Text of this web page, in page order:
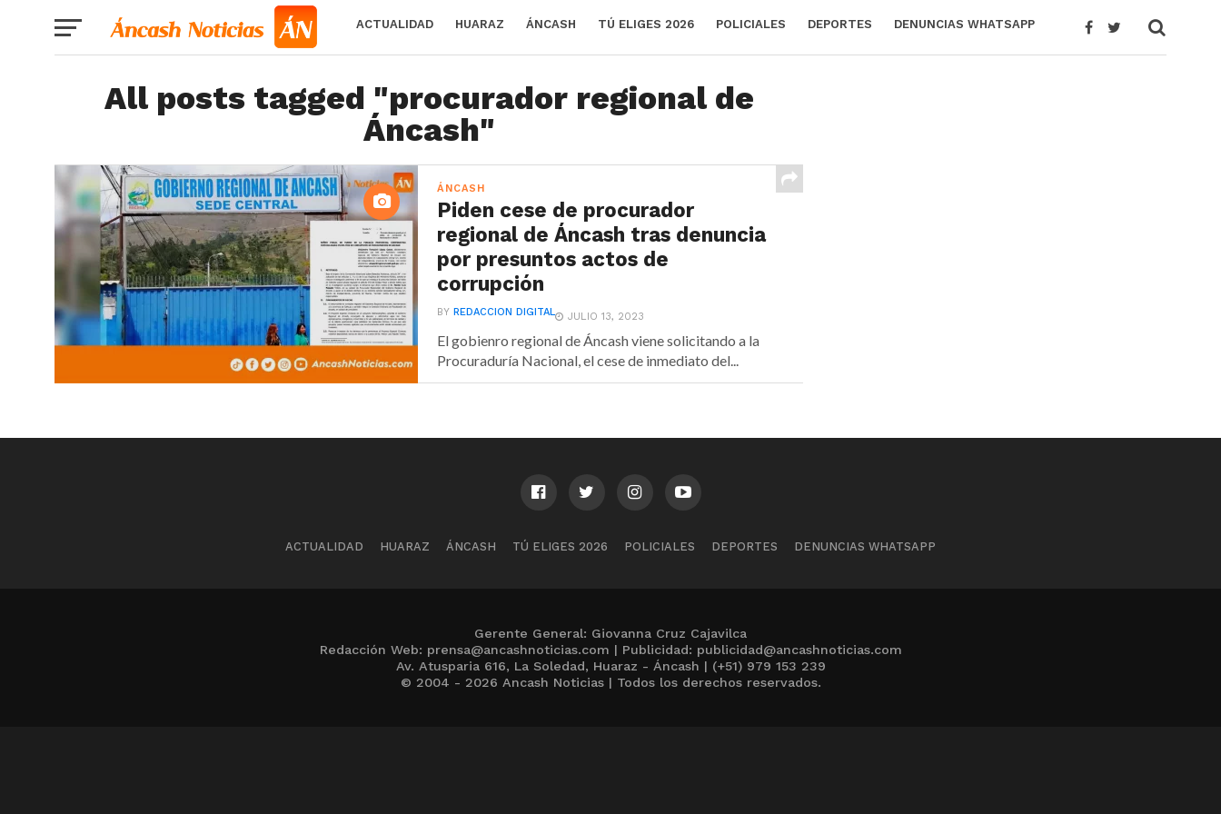
ACTUALIDAD HUARAZ ÁNCASH TÚ ELIGES 2026 POLICIALES DEPORTES DENUNCIAS WHATSAPP
All posts tagged "procurador regional de
Áncash"
ÁNCASH
Piden cese de procurador
regional de Áncash tras denuncia
por presuntos actos de
corrupción
BYREDACCION DIGITAL JULIO 13, 2023
El gobienro regional de Áncash viene solicitando a la
Procuraduría Nacional, el cese de inmediato del...
ACTUALIDAD HUARAZ ÁNCASH TÚ ELIGES 2026 POLICIALES DEPORTES DENUNCIAS WHATSAPP
Gerente General: Giovanna Cruz Cajavilca
Redacción Web: prensa@ancashnoticias.com | Publicidad: publicidad@ancashnoticias.com
Av. Atusparia 616, La Soledad, Huaraz - Áncash | (+51) 979 153 239
© 2004 - 2026 Ancash Noticias | Todos los derechos reservados.